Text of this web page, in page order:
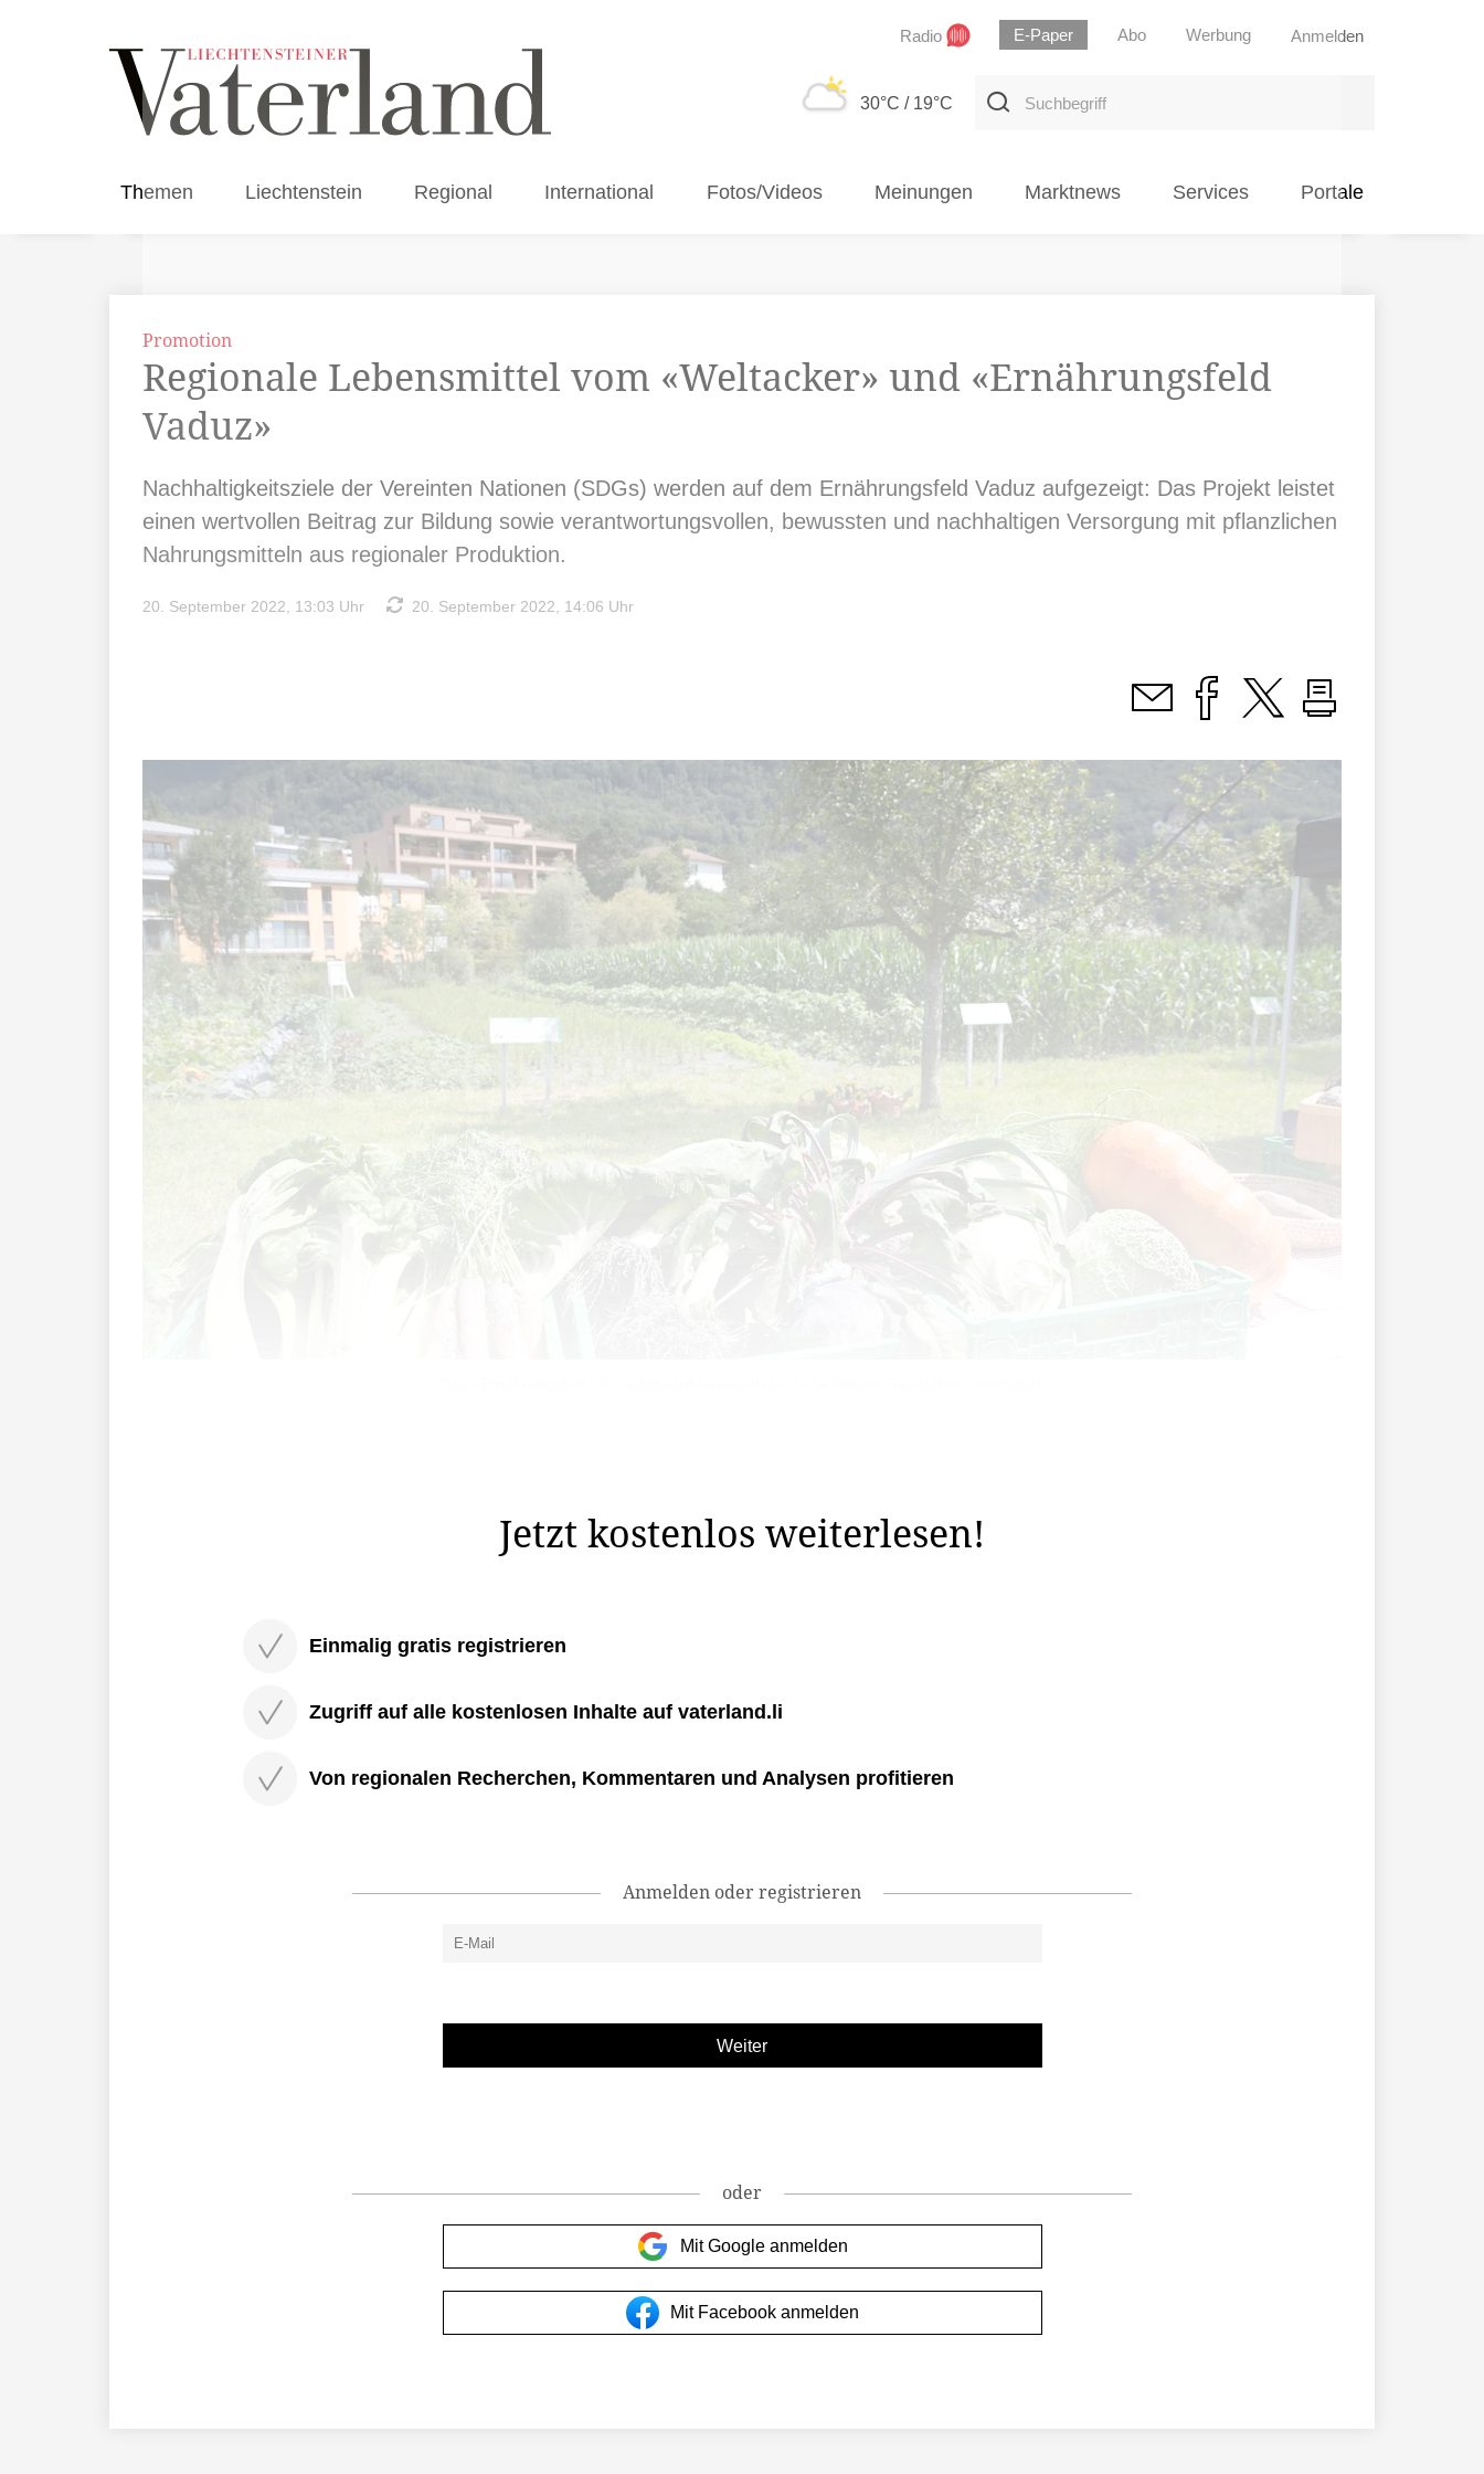
Radio E-Paper Abo Werbung Anmelden
30°C / 19°C
Suchbegriff
Themen Liechtenstein Regional International Fotos/Videos Meinungen Marktnews Services Portale
Promotion
Regionale Lebensmittel vom «Weltacker» und «Ernährungsfeld
Vaduz»
Nachhaltigkeitsziele der Vereinten Nationen (SDGs) wer­den auf dem Ernährungsfeld Vaduz aufgezeigt: Das Projekt leistet
einen wertvollen Beitrag zur Bildung sowie verantwortungsvollen, bewussten und nachhaltigen Versorgung mit pflanzlichen
Nahrungsmitteln aus regionaler Produktion.
20. September 2022, 13:03 Uhr 20. September 2022, 14:06 Uhr
Jetzt kostenlos weiterlesen!
Einmalig gratis registrieren
Zugriff auf alle kostenlosen Inhalte auf vaterland.li
Von regionalen Recherchen, Kommentaren und Analysen profitieren
Anmelden oder registrieren
oder
Mit Google anmelden
Mit Facebook anmelden